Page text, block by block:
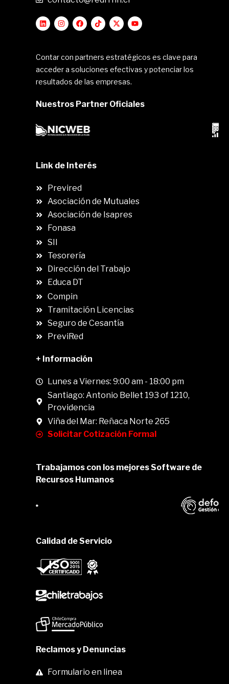
Contar con partners estratégicos es clave para
acceder a soluciones efectivas y potenciar los
resultados de las empresas.
Nuestros Partner Oficiales
Link de Interés
Previred
Asociación de Mutuales
Asociación de Isapres
Fonasa
SII
Tesorería
Dirección del Trabajo
Educa DT
Compin
Tramitación Licencias
Seguro de Cesantía
PreviRed
+ Información
Lunes a Viernes: 9:00 am - 18:00 pm
Santiago: Antonio Bellet 193 of 1210,
Providencia
Viña del Mar: Reñaca Norte 265
Solicitar Cotización Formal
Trabajamos con los mejores Software de
Recursos Humanos
Calidad de Servicio
Reclamos y Denuncias
Formulario en linea